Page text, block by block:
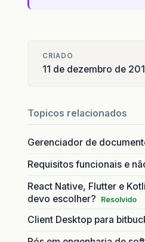
CRIADO
11 de dezembro de
Topicos relacionados
Gerenciador de
Requisitos funcionais e
React Native, Flutter e
devo escolher?
Resolvido
Client Desktop para